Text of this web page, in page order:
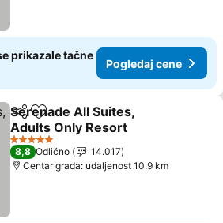
prikazale tačne
Pogledaj cene
Deli Dodati u favorite
Serenade All Suites,
Adults Only Resort
5 Zvezdice
8,8 Odlično
14.017
Centar grada: udaljenost 10.9 km